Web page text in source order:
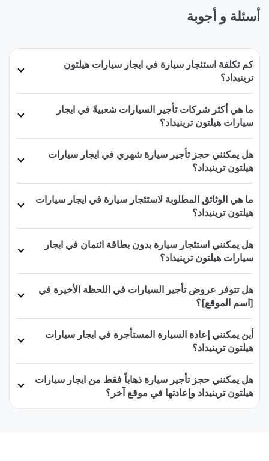
أسئلة و أجوبة
كم تكلفة استئجار سيارة في ايجار سيارات هيلتون
ترينيداد؟
ما هي أكثر شركات تأجير السيارات شعبيةً في ايجار
سيارات هيلتون ترينيداد؟
هل يمكنني حجز تأجير سيارة شهري في ايجار سيارات
هيلتون ترينيداد؟
ما هي الوثائق المطلوبة لاستئجار سيارة في ايجار سيارات
هيلتون ترينيداد؟
هل يمكنني استئجار سيارة بدون بطاقة ائتمان في ايجار
سيارات هيلتون ترينيداد؟
هل تتوفر عروض تأجير السيارات في اللحظة الأخيرة في
[اسم الموقع]؟
أين يمكنني إعادة السيارة المستأجرة في ايجار سيارات
هيلتون ترينيداد؟
هل يمكنني حجز تأجير سيارة ذهاباً فقط من ايجار سيارات
هيلتون ترينيداد وإعادتها في موقع آخر؟